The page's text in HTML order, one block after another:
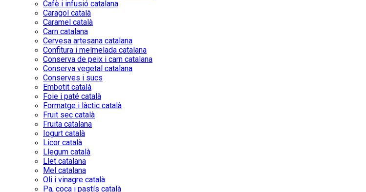
Cafè i infusió catalana
Caragol català
Caramel català
Carn catalana
Cervesa artesana catalana
Confitura i melmelada catalana
Conserva de peix i carn catalana
Conserva vegetal catalana
Conserves i sucs
Embotit català
Foie i paté català
Formatge i làctic català
Fruit sec català
Fruita catalana
Iogurt català
Licor català
Llegum català
Llet catalana
Mel catalana
Oli i vinagre català
Pa, coca i pastís català